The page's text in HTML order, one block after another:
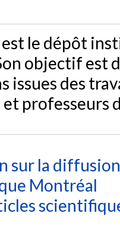
le dépôt
objectif est
issues des
et professeurs
sur la
Montréal